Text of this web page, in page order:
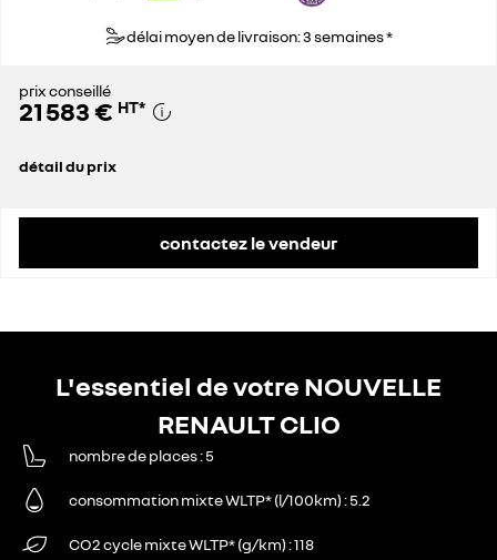
délai moyen de livraison: 3 semaines *
prix conseillé
21 583 € HT*
détail du prix
contactez le vendeur
L'essentiel de votre NOUVELLE
RENAULT CLIO
nombre de places 5
consommation mixte WLTP* (l/100km) 5.2
CO2 cycle mixte WLTP* (g/km) 118